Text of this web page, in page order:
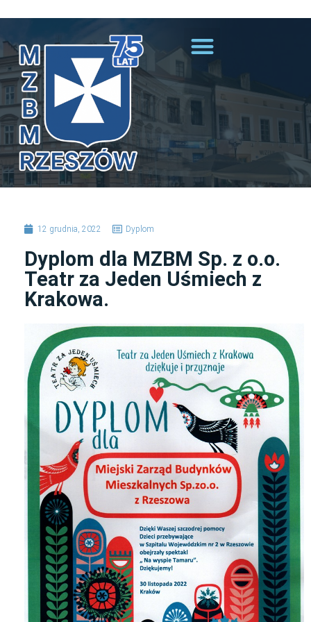
12 grudnia, 2022 Dyplom
Dyplom dla MZBM Sp. z o.o.
Teatr za Jeden Uśmiech z
Krakowa.